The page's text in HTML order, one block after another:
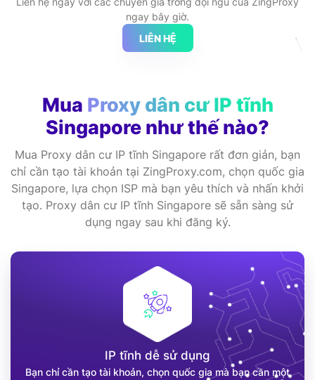
ngay bây giờ.
LIÊN HỆ
Mua Proxy dân cư IP tĩnh
Singapore như thế nào?
Mua Proxy dân cư IP tĩnh Singapore rất đơn giản, bạn
chỉ cần tạo tài khoản tại ZingProxy.com, chọn quốc gia
Singapore, lựa chọn ISP mà bạn yêu thích và nhấn khởi
tạo. Proxy dân cư IP tĩnh Singapore sẽ sẵn sàng sử
dụng ngay sau khi đăng ký.
IP tĩnh dễ sử dụng
Bạn chỉ cần tạo tài khoản, chọn quốc gia mà bạn cần một